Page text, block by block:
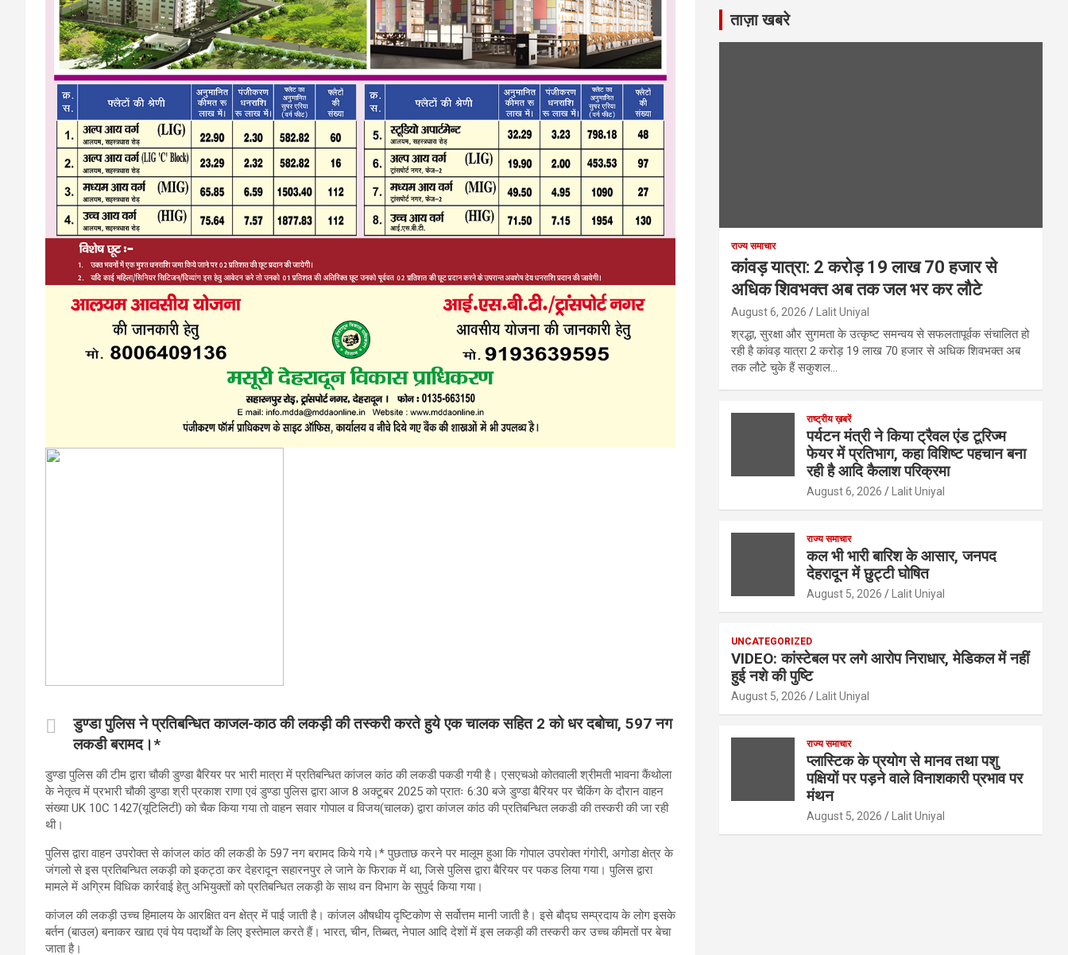
डुण्डा पुलिस ने प्रतिबन्धित काजल-काठ की लकड़ी की तस्करी करते हुये एक चालक सहित 2 को धर दबोचा, 597 नग
लकडी बरामद।*
डुण्डा पुलिस की टीम द्वारा चौकी डुण्डा बैरियर पर भारी मात्रा में प्रतिबन्धित कांजल कांठ की लकडी पकडी गयी है। एसएचओ कोतवाली श्रीमती भावना कैंथोला
के नेतृत्व में प्रभारी चौकी डुण्डा श्री प्रकाश राणा एवं डुण्डा पुलिस द्वारा आज 8 अक्टूबर 2025 को प्रातः 6:30 बजे डुण्डा बैरियर पर चैकिंग के दौरान वाहन
संख्या UK 10C 1427(यूटिलिटी) को चैक किया गया तो वाहन सवार गोपाल व विजय(चालक) द्वारा कांजल कांठ की प्रतिबन्धित लकडी की तस्करी की जा रही
थी।
पुलिस द्वारा वाहन उपरोक्त से कांजल कांठ की लकडी के 597 नग बरामद किये गये।* पुछताछ करने पर मालूम हुआ कि गोपाल उपरोक्त गंगोरी, अगोडा क्षेत्र के
जंगलो से इस प्रतिबन्धित लकड़ी को इकट्ठा कर देहरादून सहारनपुर ले जाने के फिराक में था, जिसे पुलिस द्वारा बैरियर पर पकड लिया गया। पुलिस द्वारा
मामले में अग्रिम विधिक कार्रवाई हेतु अभियुक्तों को प्रतिबन्धित लकड़ी के साथ वन विभाग के सुपुर्द किया गया।
कांजल की लकड़ी उच्च हिमालय के आरक्षित वन क्षेत्र में पाई जाती है। कांजल औषधीय दृष्टिकोण से सर्वोत्तम मानी जाती है। इसे बौद्घ सम्प्रदाय के लोग इसके
बर्तन (बाउल) बनाकर खाद्य एवं पेय पदार्थों के लिए इस्तेमाल करते हैं। भारत, चीन, तिब्बत, नेपाल आदि देशों में इस लकड़ी की तस्करी कर उच्च कीमतों पर बेचा
जाता है।
ताज़ा खबरे
राज्य समाचार
कांवड़ यात्रा: 2 करोड़ 19 लाख 70 हजार से
अधिक शिवभक्त अब तक जल भर कर लौटे
August 6, 2026 Lalit Uniyal
श्रद्धा, सुरक्षा और सुगमता के उत्कृष्ट समन्वय से सफलतापूर्वक संचालित हो
रही है कांवड़ यात्रा 2 करोड़ 19 लाख 70 हजार से अधिक शिवभक्त अब
तक लौटे चुके हैं सकुशल…
राष्ट्रीय ख़बरें
पर्यटन मंत्री ने किया ट्रैवल एंड टूरिज्म
फेयर में प्रतिभाग, कहा विशिष्ट पहचान बना
रही है आदि कैलाश परिक्रमा
August 6, 2026 Lalit Uniyal
राज्य समाचार
कल भी भारी बारिश के आसार, जनपद
देहरादून में छुट्टी घोषित
August 5, 2026 Lalit Uniyal
UNCATEGORIZED
VIDEO: कांस्टेबल पर लगे आरोप निराधार, मेडिकल में नहीं
हुई नशे की पुष्टि
August 5, 2026 Lalit Uniyal
राज्य समाचार
प्लास्टिक के प्रयोग से मानव तथा पशु
पक्षियों पर पड़ने वाले विनाशकारी प्रभाव पर
मंथन
August 5, 2026 Lalit Uniyal